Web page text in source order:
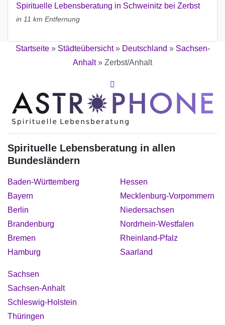
Spirituelle Lebensberatung in Schweinitz bei Zerbst
in 11 km Entfernung
Startseite» Städteübersicht» Deutschland » Sachsen-
Anhalt» Zerbst/Anhalt
Spirituelle Lebensberatung in allen
Bundesländern
Baden-Württemberg
Bayern
Berlin
Brandenburg
Bremen
Hamburg
Hessen
Mecklenburg-Vorpommern
Niedersachsen
Nordrhein-Westfalen
Rheinland-Pfalz
Saarland
Sachsen
Sachsen-Anhalt
Schleswig-Holstein
Thüringen